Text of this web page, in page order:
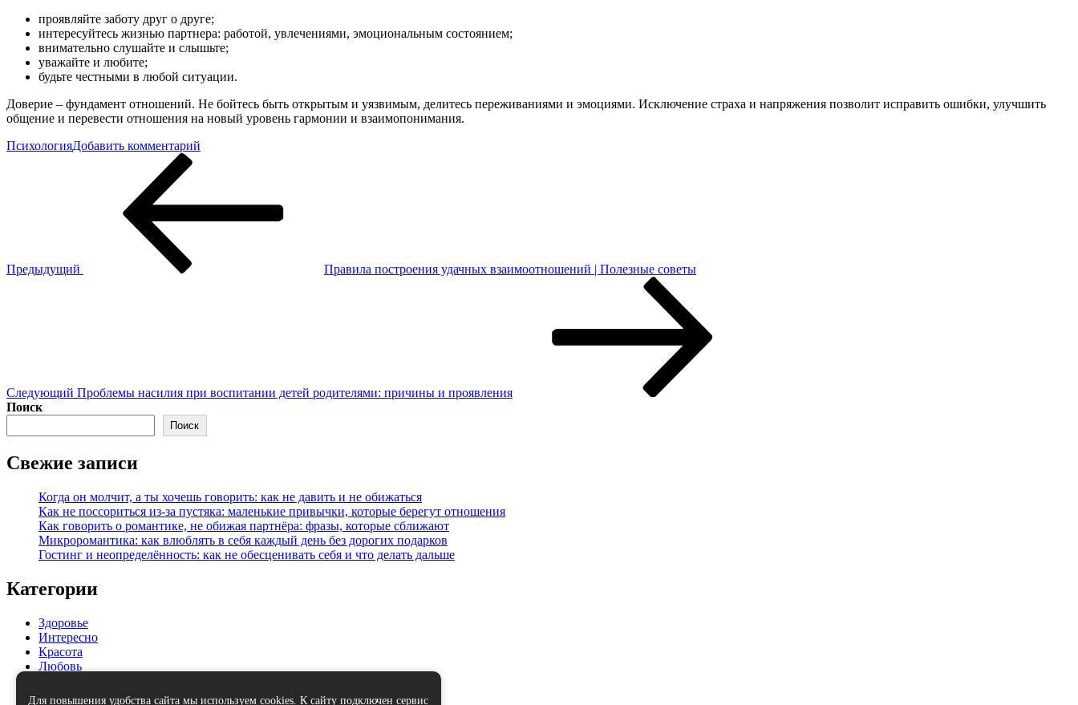
проявляйте заботу друг о друге;
интересуйтесь жизнью партнера: работой, увлечениями, эмоциональным состоянием;
внимательно слушайте и слышьте;
уважайте и любите;
будьте честными в любой ситуации.
Доверие – фундамент отношений. Не бойтесь быть открытым и уязвимым, делитесь переживаниями и эмоциями. Исключение страха и напряжения позволит исправить ошибки, улучшить
общение и перевести отношения на новый уровень гармонии и взаимопонимания.
ПсихологияДобавить комментарий
отношениях:
Предыдущий
Правила построения удачных взаимоотношений | Полезные советы
Следующий Проблемы насилия при воспитании детей родителями: причины и проявления
Поиск
Поиск
Свежие записи
Когда он молчит, а ты хочешь говорить: как не давить и не обижаться
Как не поссориться из‑за пустяка: маленькие привычки, которые берегут отношения
Как говорить о романтике, не обижая партнёра: фразы, которые сближают
Микроромантика: как влюблять в себя каждый день без дорогих подарков
Гостинг и неопределённость: как не обесценивать себя и что делать дальше
Категории
Здоровье
Интересно
Красота
Любовь
Для повышения удобства сайта мы используем cookies. К сайту подключен сервис